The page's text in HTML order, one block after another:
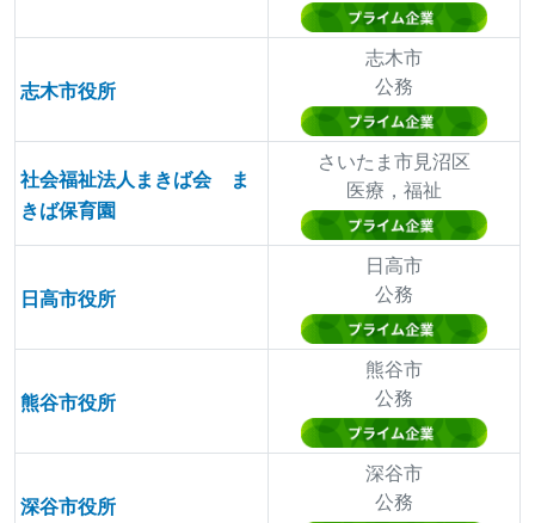
志木市役所
志木市
公務
社会福祉法人まきば会 ま
きば保育園
さいたま市見沼区
医療，福祉
日高市役所
日高市
公務
熊谷市役所
熊谷市
公務
深谷市役所
深谷市
公務